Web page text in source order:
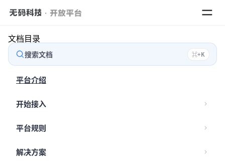
文档目录
搜索文档 ⌘+K
平台介绍
开始接入
平台规则
解决方案